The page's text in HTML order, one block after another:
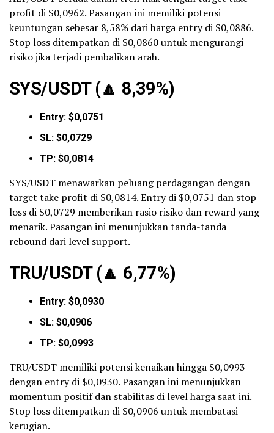
profit di $0,0962. Pasangan ini memiliki potensi
keuntungan sebesar 8,58% dari harga entry di $0,0886.
Stop loss ditempatkan di $0,0860 untuk mengurangi
risiko jika terjadi pembalikan arah.
SYS/USDT (🔼 8,39%)
Entry: $0,0751
SL: $0,0729
TP: $0,0814
SYS/USDT menawarkan peluang perdagangan dengan
target take profit di $0,0814. Entry di $0,0751 dan stop
loss di $0,0729 memberikan rasio risiko dan reward yang
menarik. Pasangan ini menunjukkan tanda-tanda
rebound dari level support.
TRU/USDT (🔼 6,77%)
Entry: $0,0930
SL: $0,0906
TP: $0,0993
TRU/USDT memiliki potensi kenaikan hingga $0,0993
dengan entry di $0,0930. Pasangan ini menunjukkan
momentum positif dan stabilitas di level harga saat ini.
Stop loss ditempatkan di $0,0906 untuk membatasi
kerugian.